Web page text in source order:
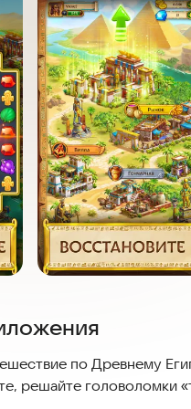
по Древнему
решайте головоломки